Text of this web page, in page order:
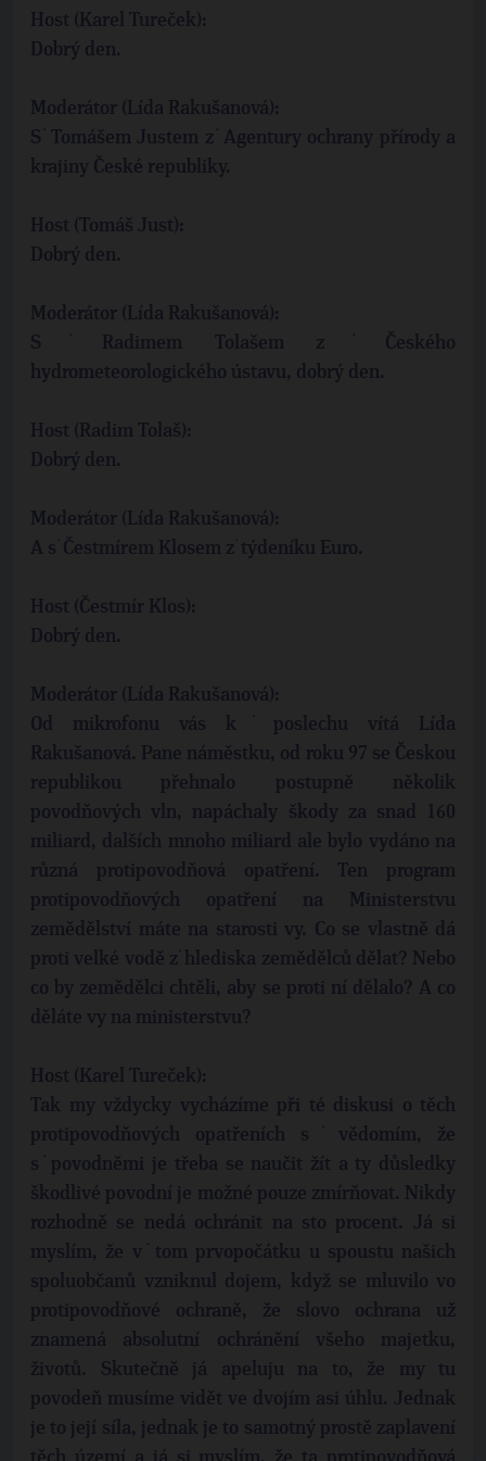
Host (Karel Tureček):
Dobrý den.
Moderátor (Lída Rakušanová):
S˙Tomášem Justem z˙Agentury ochrany přírody a
krajiny České republiky.
Host (Tomáš Just):
Dobrý den.
Moderátor (Lída Rakušanová):
S˙Radimem Tolašem z˙Českého
hydrometeorologického ústavu, dobrý den.
Host (Radim Tolaš):
Dobrý den.
Moderátor (Lída Rakušanová):
A s˙Čestmírem Klosem z˙týdeníku Euro.
Host (Čestmír Klos):
Dobrý den.
Moderátor (Lída Rakušanová):
Od mikrofonu vás k˙poslechu vítá Lída
Rakušanová. Pane náměstku, od roku 97 se Českou
republikou přehnalo postupně několik
povodňových vln, napáchaly škody za snad 160
miliard, dalších mnoho miliard ale bylo vydáno na
různá protipovodňová opatření. Ten program
protipovodňových opatření na Ministerstvu
zemědělství máte na starosti vy. Co se vlastně dá
proti velké vodě z˙hlediska zemědělců dělat? Nebo
co by zemědělci chtěli, aby se proti ní dělalo? A co
děláte vy na ministerstvu?
Host (Karel Tureček):
Tak my vždycky vycházíme při té diskusi o těch
protipovodňových opatřeních s˙vědomím, že
s˙povodněmi je třeba se naučit žít a ty důsledky
škodlivé povodní je možné pouze zmírňovat. Nikdy
rozhodně se nedá ochránit na sto procent. Já si
myslím, že v˙tom prvopočátku u spoustu našich
spoluobčanů vzniknul dojem, když se mluvilo vo
protipovodňové ochraně, že slovo ochrana už
znamená absolutní ochránění všeho majetku,
životů. Skutečně já apeluju na to, že my tu
povodeň musíme vidět ve dvojím asi úhlu. Jednak
je to její síla, jednak je to samotný prostě zaplavení